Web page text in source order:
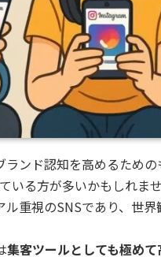
ンド認知を高めるため
いる方が多いかもしれませ
重視のSNSであり、世
集客ツールとしても極め